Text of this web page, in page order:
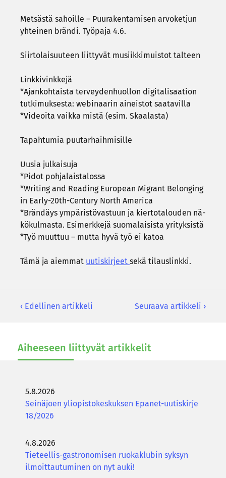
Met­säs­tä sa­hoil­le – Puu­ra­ken­ta­mi­sen ar­vo­ket­jun
yh­tei­nen brän­di. Työ­pa­ja 4.6.
Siir­to­lai­suu­teen liit­ty­vät musiik­ki­muis­tot tal­teen
Link­ki­vink­ke­jä
*Ajan­koh­tais­ta ter­vey­den­huol­lon di­gi­ta­li­saa­tion
tut­ki­muk­ses­ta: webinaarin ai­neis­tot saa­ta­vil­la
*Vi­deoi­ta vaik­ka mistä (esim. Skaa­las­ta)
Ta­pah­tu­mia puu­tar­haih­mi­sil­le
Uusia jul­kai­su­ja
*Pidot poh­ja­lais­ta­los­sa
*Writing and Rea­ding Eu­ro­pean Mi­grant Be­lon­ging
in Early-​20th-​Century North Ame­rica
*Brän­däys ym­pä­ris­tö­vas­tuun ja kier­to­ta­lou­den nä­
kö­kul­mas­ta. Esi­merk­ke­jä suo­ma­lai­sis­ta yri­tyk­sis­tä
*Työ muut­tuu – mutta hyvä työ ei katoa
Tämä ja ai­em­mat uu­tis­kir­jeet sekä ti­laus­link­ki.
‹ Edellinen artikkeli Seuraava artikkeli ›
Ai­hee­seen liit­ty­vät ar­tik­ke­lit
5.8.2026
Seinäjoen yliopistokeskuksen Epanet-uutiskirje
18/2026
4.8.2026
Tieteellis-gastronomisen ruokaklubin syksyn
ilmoittautuminen on nyt auki!